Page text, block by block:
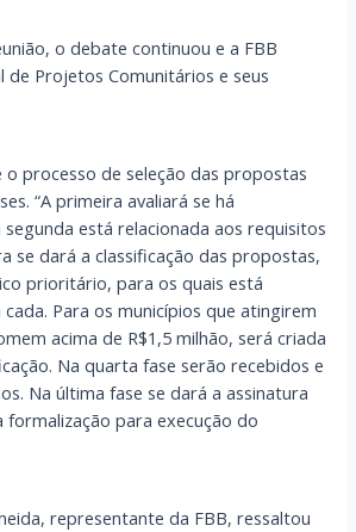
o debate continuou e a FBB
de Projetos Comunitários e seus
o processo de seleção das propostas
“A primeira avaliará se há
está relacionada aos requisitos
se dará a classificação das propostas,
prioritário, para os quais está
Para os municípios que atingirem
acima de R$1,5 milhão, será criada
Na quarta fase serão recebidos e
Na última fase se dará a assinatura
para execução do
representante da FBB, ressaltou